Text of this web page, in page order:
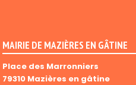
MAIRIE DE MAZIÈRES EN GÂTINE
Place des Marronniers
79310 Mazières en gâtine